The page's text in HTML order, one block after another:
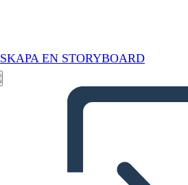
SKAPA EN STORYBOARD